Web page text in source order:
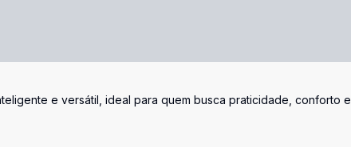
e versátil, ideal para quem busca praticidade, conforto e